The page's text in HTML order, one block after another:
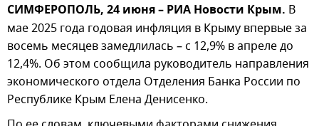
СИМФЕРОПОЛЬ, 24 июня – РИА Новости Крым. В
мае 2025 года годовая инфляция в Крыму впервые за
восемь месяцев замедлилась – с 12,9% в апреле до
12,4%. Об этом сообщила руководитель направления
экономического отдела Отделения Банка России по
Республике Крым Елена Денисенко.